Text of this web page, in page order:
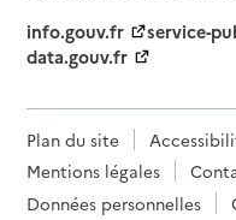
info.gouv.fr
service-
data.gouv.fr
Plan du site
Mentions légales
Données personnelles